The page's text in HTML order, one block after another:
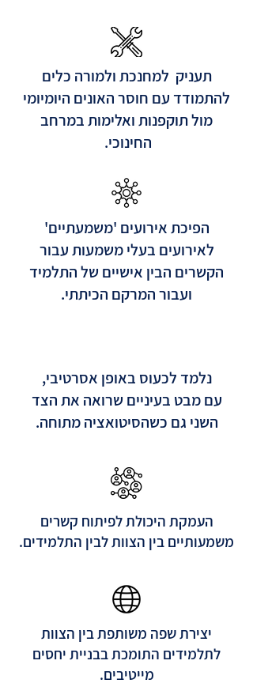
תעניק למחנכת ולמורה כלים
להתמודד עם חוסר האונים היומיומי
מול תוקפנות ואלימות במרחב
החינוכי.
הפיכת אירועים 'משמעתיים'
לאירועים בעלי משמעות עבור
הקשרים הבין אישיים של התלמיד
ועבור המרקם הכיתתי.
נלמד לכעוס באופן אסרטיבי,
עם מבט בעיניים שרואה את הצד
השני גם כשהסיטואציה מתוחה.
העמקת היכולת לפיתוח קשרים
משמעותיים בין הצוות לבין התלמידים.
יצירת שפה משותפת בין הצוות
לתלמידים התומכת בבניית יחסים
מייטיבים.